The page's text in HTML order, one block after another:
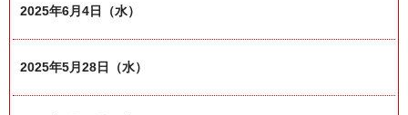
2025年6月4日（水）
2025年5月28日（水）